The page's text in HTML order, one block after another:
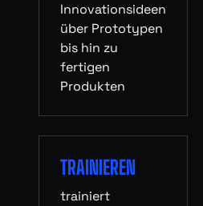
Innovationsideen
über Prototypen
bis hin zu
fertigen
Produkten
TRAINIEREN
trainiert